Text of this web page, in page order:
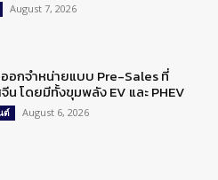
August 7, 2026
ออกจำหน่ายแบบ Pre-Sales ที่
น โดยมีทั้งขุมพลัง EV และ PHEV
ต์ August 6, 2026